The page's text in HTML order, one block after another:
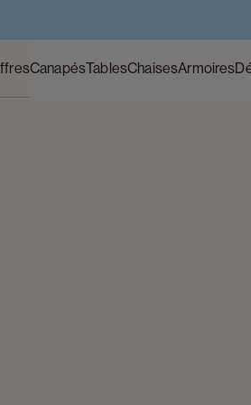
CanapésTablesChaisesArmoires